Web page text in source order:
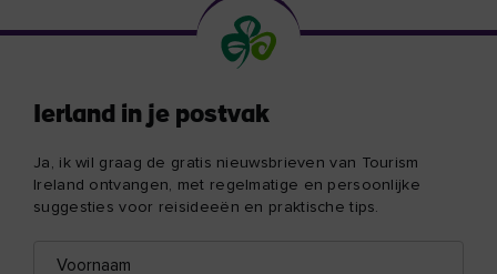
Ierland in je postvak
Ja, ik wil graag de gratis nieuwsbrieven van Tourism
Ireland ontvangen, met regelmatige en persoonlijke
suggesties voor reisideeën en praktische tips.
mailadres